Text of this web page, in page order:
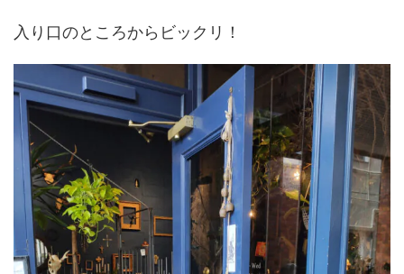
入り口のところからビックリ！